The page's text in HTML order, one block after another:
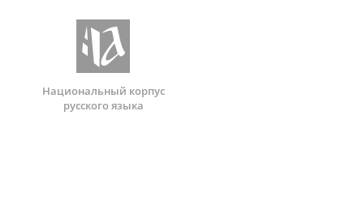
Национальный корпус
русского языка